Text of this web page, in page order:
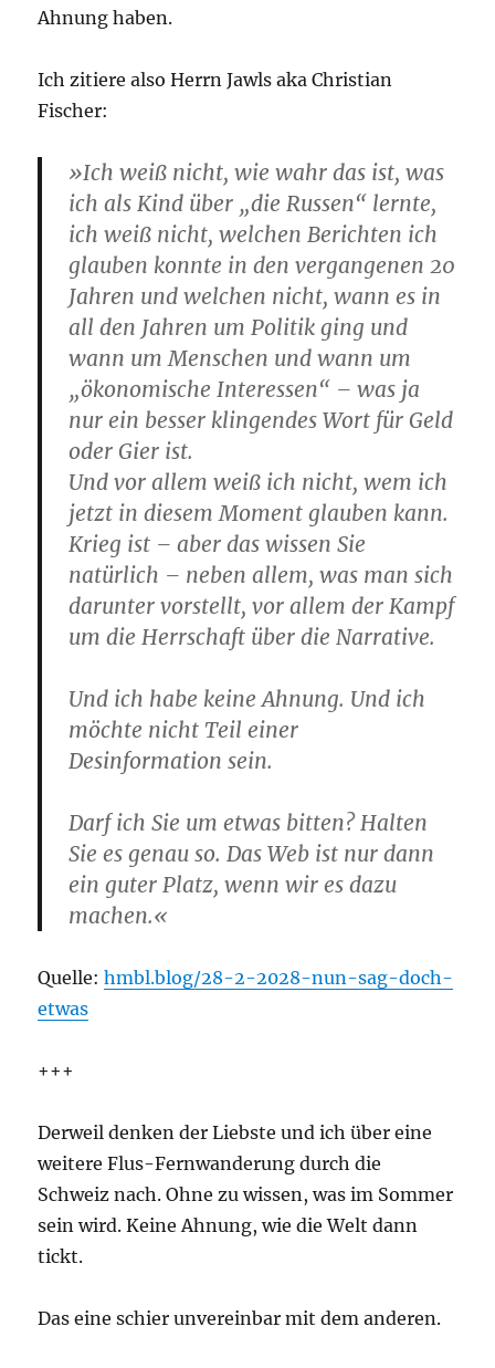
Ahnung haben.
Ich zitiere also Herrn Jawls aka Christian
Fischer:
»Ich weiß nicht, wie wahr das ist, was
ich als Kind über „die Russen“ lernte,
ich weiß nicht, welchen Berichten ich
glauben konnte in den vergangenen 20
Jahren und welchen nicht, wann es in
all den Jahren um Politik ging und
wann um Menschen und wann um
„ökonomische Interessen“ – was ja
nur ein besser klingendes Wort für Geld
oder Gier ist.
Und vor allem weiß ich nicht, wem ich
jetzt in diesem Moment glauben kann.
Krieg ist – aber das wissen Sie
natürlich – neben allem, was man sich
darunter vorstellt, vor allem der Kampf
um die Herrschaft über die Narrative.
Und ich habe keine Ahnung. Und ich
möchte nicht Teil einer
Desinformation sein.
Darf ich Sie um etwas bitten? Halten
Sie es genau so. Das Web ist nur dann
ein guter Platz, wenn wir es dazu
machen.«
Quelle:hmbl.blog/28-2-2028-nun-sag-doch-
etwas
+++
Derweil denken der Liebste und ich über eine
weitere Flus-Fernwanderung durch die
Schweiz nach. Ohne zu wissen, was im Sommer
sein wird. Keine Ahnung, wie die Welt dann
tickt.
Das eine schier unvereinbar mit dem anderen.